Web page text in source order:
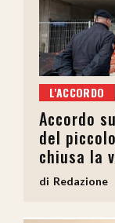
L'ACCORDO
Accordo
del
chiusa la
Redazione